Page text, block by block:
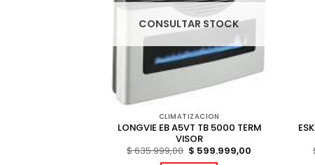
CONSULTAR STOCK
CLIMATIZACION
LONGVIE EB A5VT TB 5000 TERM
VISOR
$635.999,00 El
precio
$ 599.999,00